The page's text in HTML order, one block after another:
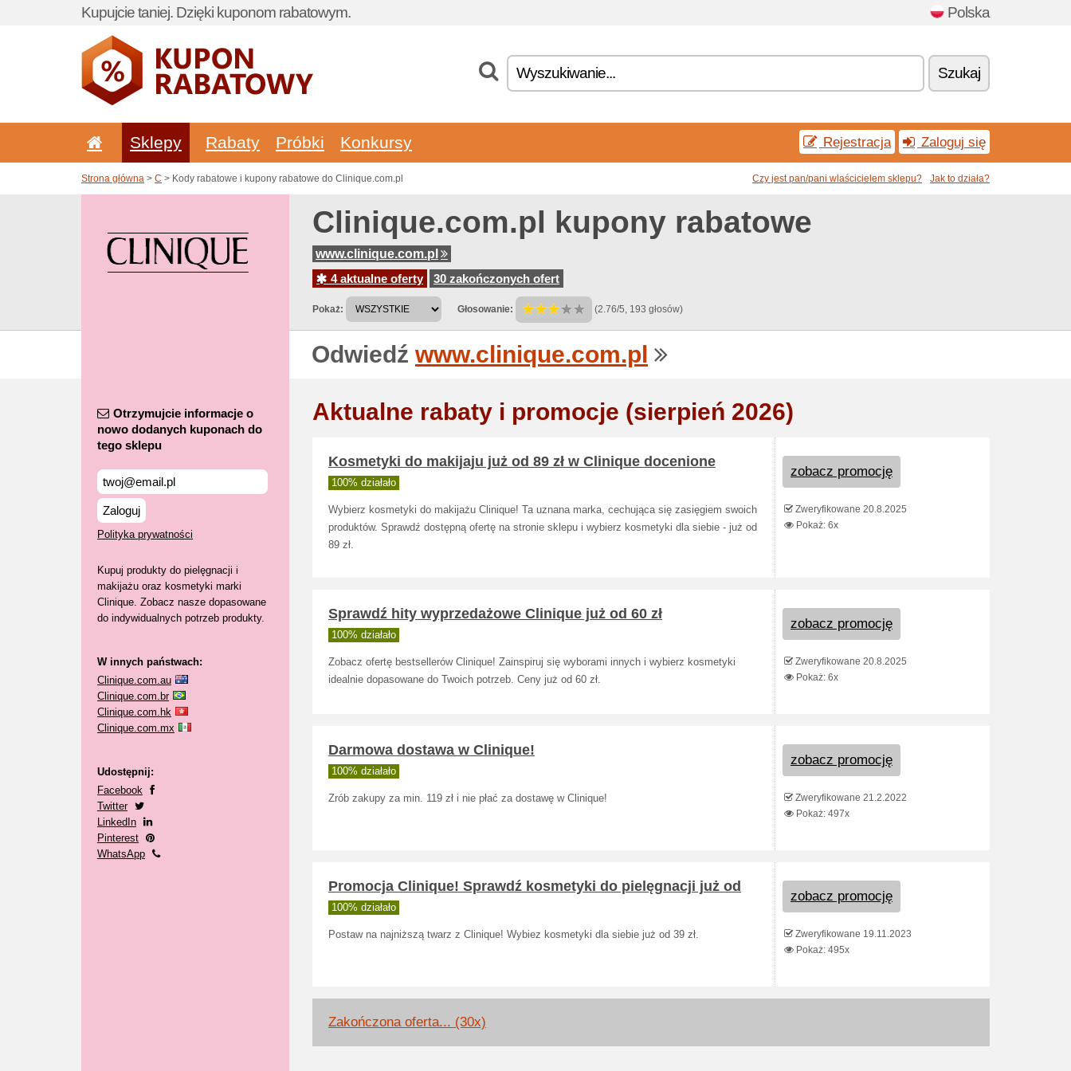
Kupujcie taniej. Dzięki kuponom rabatowym. Polska
Szukaj
Sklepy Rabaty Próbki Konkursy Rejestracja Zaloguj się
Strona główna > C > Kody rabatowe i kupony rabatowe do Clinique.com.pl Czy jest pan/pani wlaścicielem sklepu? Jak to działa?
Clinique.com.pl kupony rabatowe
www.clinique.com.pl
4 aktualne oferty
30 zakończonych ofert
Pokaż: Głosowanie: (2.76/5, 193 głosów)
Odwiedź www.clinique.com.pl
Otrzymujcie informacje o
nowo dodanych kuponach do
tego sklepu
Zaloguj
Polityka prywatności
Kupuj produkty do pielęgnacji i
makijażu oraz kosmetyki marki
Clinique. Zobacz nasze dopasowane
do indywidualnych potrzeb produkty.
W innych państwach:
Clinique.com.au
Clinique.com.br
Clinique.com.hk
Clinique.com.mx
Udostępnij:
Facebook
Twitter
LinkedIn
Pinterest
WhatsApp
Aktualne rabaty i promocje (sierpień 2026)
Kosmetyki do makijaju już od 89 zł w Clinique docenione
100% działało
Wybierz kosmetyki do makijażu Clinique! Ta uznana marka, cechująca się zasięgiem swoich
produktów. Sprawdź dostępną ofertę na stronie sklepu i wybierz kosmetyki dla siebie - już od
89 zł.
zobacz promocję
Zweryfikowane 20.8.2025
Pokaż: 6x
Sprawdź hity wyprzedażowe Clinique już od 60 zł
100% działało
Zobacz ofertę bestsellerów Clinique! Zainspiruj się wyborami innych i wybierz kosmetyki
idealnie dopasowane do Twoich potrzeb. Ceny już od 60 zł.
zobacz promocję
Zweryfikowane 20.8.2025
Pokaż: 6x
Darmowa dostawa w Clinique!
100% działało
Zrób zakupy za min. 119 zł i nie płać za dostawę w Clinique!
zobacz promocję
Zweryfikowane 21.2.2022
Pokaż: 497x
Promocja Clinique! Sprawdź kosmetyki do pielęgnacji już od
100% działało
Postaw na najniższą twarz z Clinique! Wybiez kosmetyki dla siebie już od 39 zł.
zobacz promocję
Zweryfikowane 19.11.2023
Pokaż: 495x
Zakończona oferta... (30x)